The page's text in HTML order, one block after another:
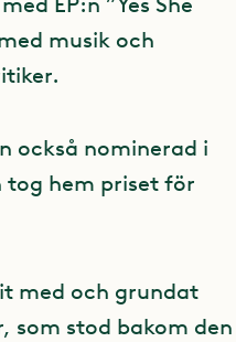
musik och
också nominerad i
tog hem priset för
med och grundat
som stod bakom den